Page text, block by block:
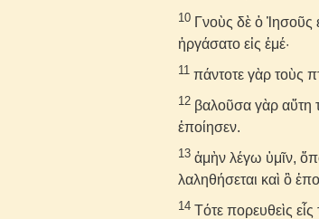
10 Γνοὺς δὲ ὁ Ἰησοῦς
ἠργάσατο εἰς ἐμέ·
11 πάντοτε γὰρ τοὺς
12 βαλοῦσα γὰρ αὕτη
ἐποίησεν.
13 ἀμὴν λέγω ὑμῖν,
λαληθήσεται καὶ ὃ
14 Τότε πορευθεὶς